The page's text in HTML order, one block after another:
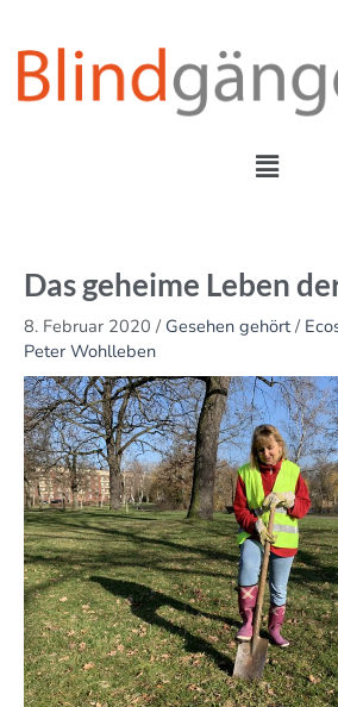
springen
Menü
Das geheime Leben
8. Februar 2020 / Gesehen gehört/
Peter Wohlleben